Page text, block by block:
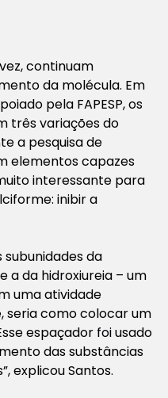
continuam
da molécula. Em
pela FAPESP, os
três variações do
a pesquisa de
elementos capazes
interessante para
inibir a
subunidades da
a da hidroxiureia – um
uma atividade
seria como colocar um
espaçador foi usado
das substâncias
explicou Santos.